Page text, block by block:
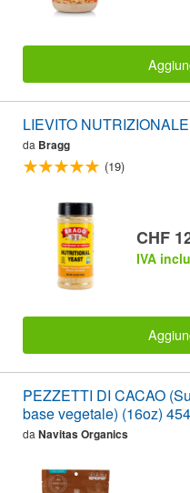
LIEVITO
da Bragg
(19)
CHF
IVA
PEZZETTI DI CACAO
base vegetale) (16oz)
da Navitas Organics